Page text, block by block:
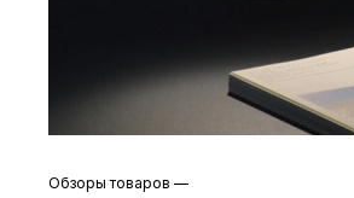
Обзоры товаров —